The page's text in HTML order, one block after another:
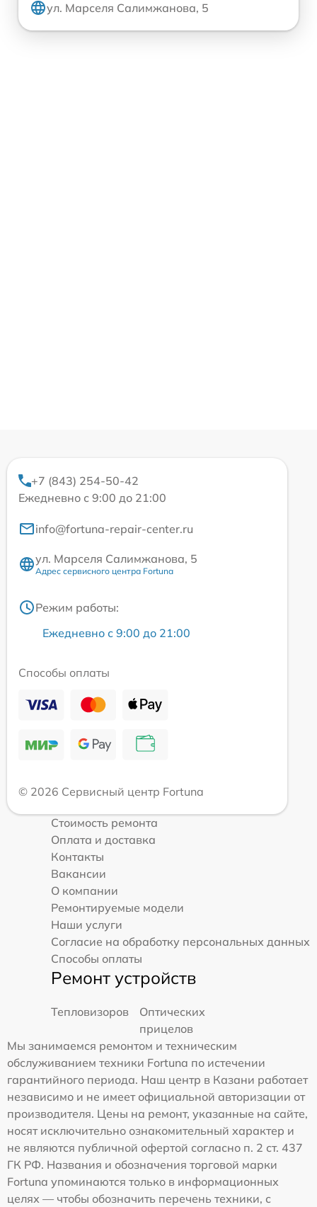
ул. Марселя Салимжанова, 5
+7 (843) 254-50-42
Ежедневно с 9:00 до 21:00
info@fortuna-repair-center.ru
ул. Марселя Салимжанова, 5
Адрес сервисного центра Fortuna
Режим работы:
Ежедневно с 9:00 до 21:00
Способы оплаты
© 2026 Сервисный центр Fortuna
Стоимость ремонта
Оплата и доставка
Контакты
Вакансии
О компании
Ремонтируемые модели
Наши услуги
Согласие на обработку персональных данных
Способы оплаты
Ремонт устройств
Тепловизоров
Оптических
прицелов
Мы занимаемся ремонтом и техническим
обслуживанием техники Fortuna по истечении
гарантийного периода. Наш центр в Казани работает
независимо и не имеет официальной авторизации от
производителя. Цены на ремонт, указанные на сайте,
носят исключительно ознакомительный характер и
не являются публичной офертой согласно п. 2 ст. 437
ГК РФ. Названия и обозначения торговой марки
Fortuna упоминаются только в информационных
целях — чтобы обозначить перечень техники, с